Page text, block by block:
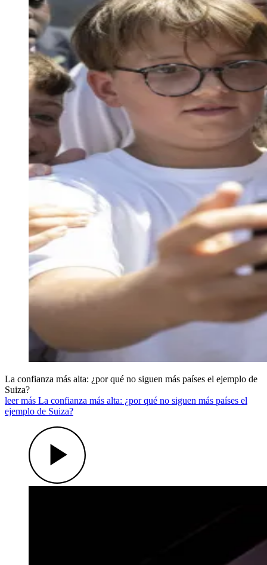
La confianza más alta: ¿por qué no siguen más países el ejemplo de
Suiza?
leer más La confianza más alta: ¿por qué no siguen más países el
ejemplo de Suiza?